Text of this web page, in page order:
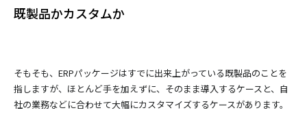
既製品かカスタムか
そもそも、ERPパッケージはすでに出来上がっている既製品のことを
指しますが、ほとんど手を加えずに、そのまま導入するケースと、自
社の業務などに合わせて大幅にカスタマイズするケースがあります。